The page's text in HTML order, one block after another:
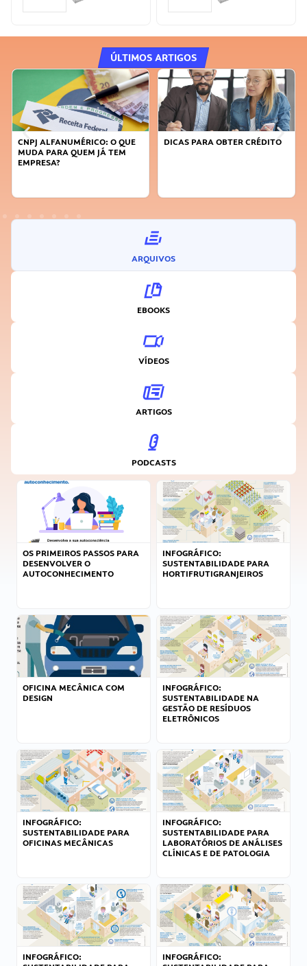
ÚLTIMOS ARTIGOS
CNPJ ALFANUMÉRICO: O QUE
MUDA PARA QUEM JÁ TEM
EMPRESA?
DICAS PARA OBTER CRÉDITO
ARQUIVOS
EBOOKS
VÍDEOS
ARTIGOS
PODCASTS
OS PRIMEIROS PASSOS PARA
DESENVOLVER O
AUTOCONHECIMENTO
INFOGRÁFICO:
SUSTENTABILIDADE PARA
HORTIFRUTIGRANJEIROS
OFICINA MECÂNICA COM
DESIGN
INFOGRÁFICO:
SUSTENTABILIDADE NA
GESTÃO DE RESÍDUOS
ELETRÔNICOS
INFOGRÁFICO:
SUSTENTABILIDADE PARA
OFICINAS MECÂNICAS
INFOGRÁFICO:
SUSTENTABILIDADE PARA
LABORATÓRIOS DE ANÁLISES
CLÍNICAS E DE PATOLOGIA
INFOGRÁFICO:
INFOGRÁFICO: